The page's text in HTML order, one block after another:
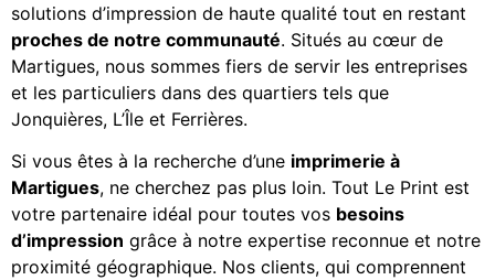
solutions d’impression de haute qualité tout en restant
proches de notre communauté. Situés au cœur de
Martigues, nous sommes fiers de servir les entreprises
et les particuliers dans des quartiers tels que
Jonquières, L’Île et Ferrières.
Si vous êtes à la recherche d’une imprimerie à
Martigues, ne cherchez pas plus loin. Tout Le Print est
votre partenaire idéal pour toutes vos besoins
d’impression grâce à notre expertise reconnue et notre
proximité géographique. Nos clients, qui comprennent